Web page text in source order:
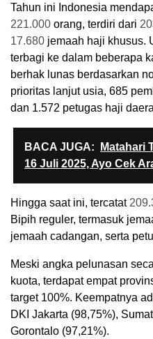
Tahun ini Indonesia
221.000 orang, terdiri dari
17.680 jemaah haji khusus.
terbagi ke dalam beberapa
berhak lunas berdasarkan
prioritas lanjut usia, 685
dan 1.572 petugas haji
BACA JUGA:
Matahari
16 Juli 2025, Ayo Cek
Hingga saat ini, tercatat
Bipih reguler, termasuk
jemaah cadangan, serta
Meski angka pelunasan
kuota, terdapat empat
target 100%. Keempatnya
DKI Jakarta (98,75%),
Gorontalo (97,21%).